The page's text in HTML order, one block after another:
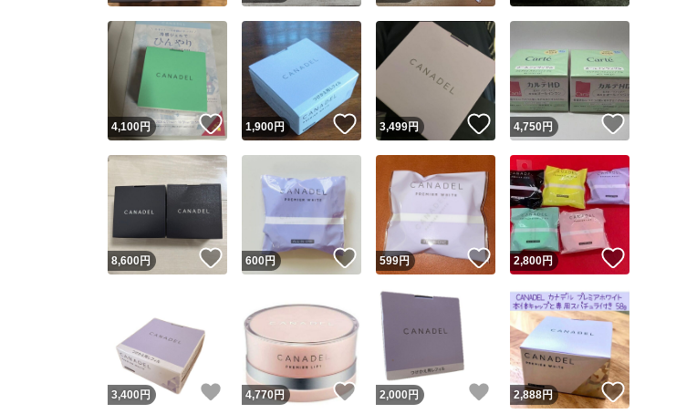
4,100円 いいね！
1,900円 いいね！
3,499円 いいね！
4,750円
8,600円 いいね！
600円 いいね！
599円 いいね！
2,800円
3,400 円 いいね！
4,770円 いいね！
2,000 円 いいね！
2,888円 いいね！